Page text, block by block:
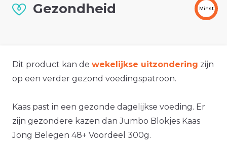
Gezondheid Minst
Dit product kan de wekelijkse uitzondering zijn
op een verder gezond voedingspatroon.
Kaas past in een gezonde dagelijkse voeding. Er
zijn gezondere kazen dan Jumbo Blokjes Kaas
Jong Belegen 48+ Voordeel 300g.